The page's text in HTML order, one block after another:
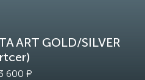
ART GOLD/SILVER
600 ₽